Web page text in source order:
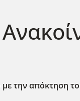
την απόκτηση